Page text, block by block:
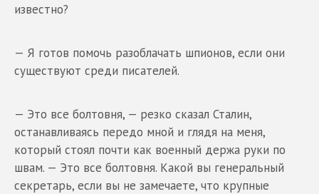
известно?
— Я готов помочь разоблачать шпионов, если они
существуют среди писателей.
— Это все болтовня, — резко сказал Сталин,
останавливаясь передо мной и глядя на меня,
который стоял почти как военный держа руки по
швам. — Это все болтовня. Какой вы генеральный
секретарь, если вы не замечаете, что крупные